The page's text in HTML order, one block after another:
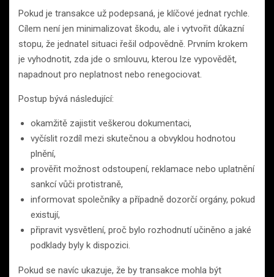
Pokud je transakce už podepsaná, je klíčové jednat rychle.
Cílem není jen minimalizovat škodu, ale i vytvořit důkazní
stopu, že jednatel situaci řešil odpovědně. Prvním krokem
je vyhodnotit, zda jde o smlouvu, kterou lze vypovědět,
napadnout pro neplatnost nebo renegociovat.
Postup bývá následující:
okamžitě zajistit veškerou dokumentaci,
vyčíslit rozdíl mezi skutečnou a obvyklou hodnotou
plnění,
prověřit možnost odstoupení, reklamace nebo uplatnění
sankcí vůči protistraně,
informovat společníky a případně dozorčí orgány, pokud
existují,
připravit vysvětlení, proč bylo rozhodnutí učiněno a jaké
podklady byly k dispozici.
Pokud se navíc ukazuje, že by transakce mohla být